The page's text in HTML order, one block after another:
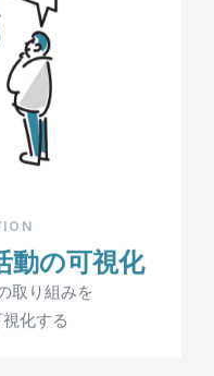
動の可視化
取り組みを
化する